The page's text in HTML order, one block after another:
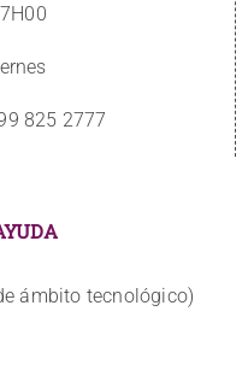
825 2777
ámbito tecnológico)